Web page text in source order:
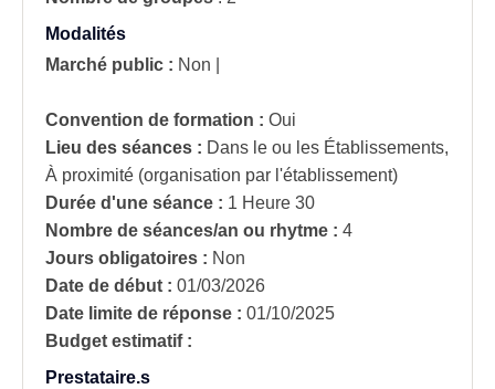
Modalités
Marché public : Non
Convention de formation : Oui
Lieu des séances : Dans le ou les Établissements,
À proximité (organisation par l'établissement)
Durée d'une séance : 1 Heure 30
Nombre de séances/an ou rhytme : 4
Jours obligatoires : Non
Date de début : 01/03/2026
Date limite de réponse : 01/10/2025
Budget estimatif :
Prestataire.s